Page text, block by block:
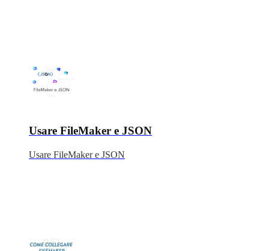
Usare FileMaker e JSON
Usare FileMaker e JSON